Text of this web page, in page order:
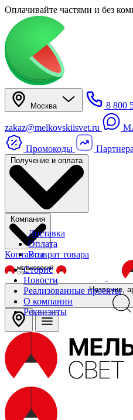
Оплачивайте частями и без
Москва 8 800
zakaz@melkovskiisvet.ru
Промокоды
Получение и оплата
Доставка
Оплата
Возврат товара
Компания
Сторис
Новости
Реализованные проекты
О компании
Реквизиты
Контакты
Название,